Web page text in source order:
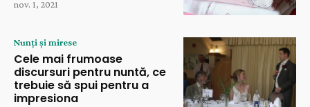
nov. 1, 2021
Nunți și mirese
Cele mai frumoase
discursuri pentru nuntă, ce
trebuie să spui pentru a
impresiona